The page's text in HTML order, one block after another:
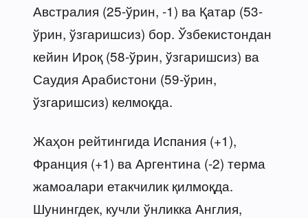
Австралия (25-ўрин, -1) ва Қатар (53-
ўрин, ўзгаришсиз) бор. Ўзбекистондан
кейин Ироқ (58-ўрин, ўзгаришсиз) ва
Саудия Арабистони (59-ўрин,
ўзгаришсиз) келмоқда.
Жаҳон рейтингида Испания (+1),
Франция (+1) ва Аргентина (-2) терма
жамоалари етакчилик қилмоқда.
Шунингдек, кучли ўнликка Англия,